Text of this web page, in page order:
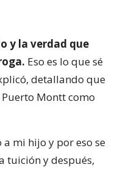
y la verdad que
Eso es lo que sé
detallando que
Montt como
a mi hijo y por eso se
tuición y después,